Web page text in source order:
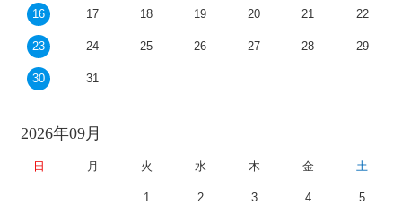
16 17 18 19 20 21 22
23 24 25 26 27 28 29
30 31
2026年09月
日 月 火 水 木 金 土
1 2 3 4 5